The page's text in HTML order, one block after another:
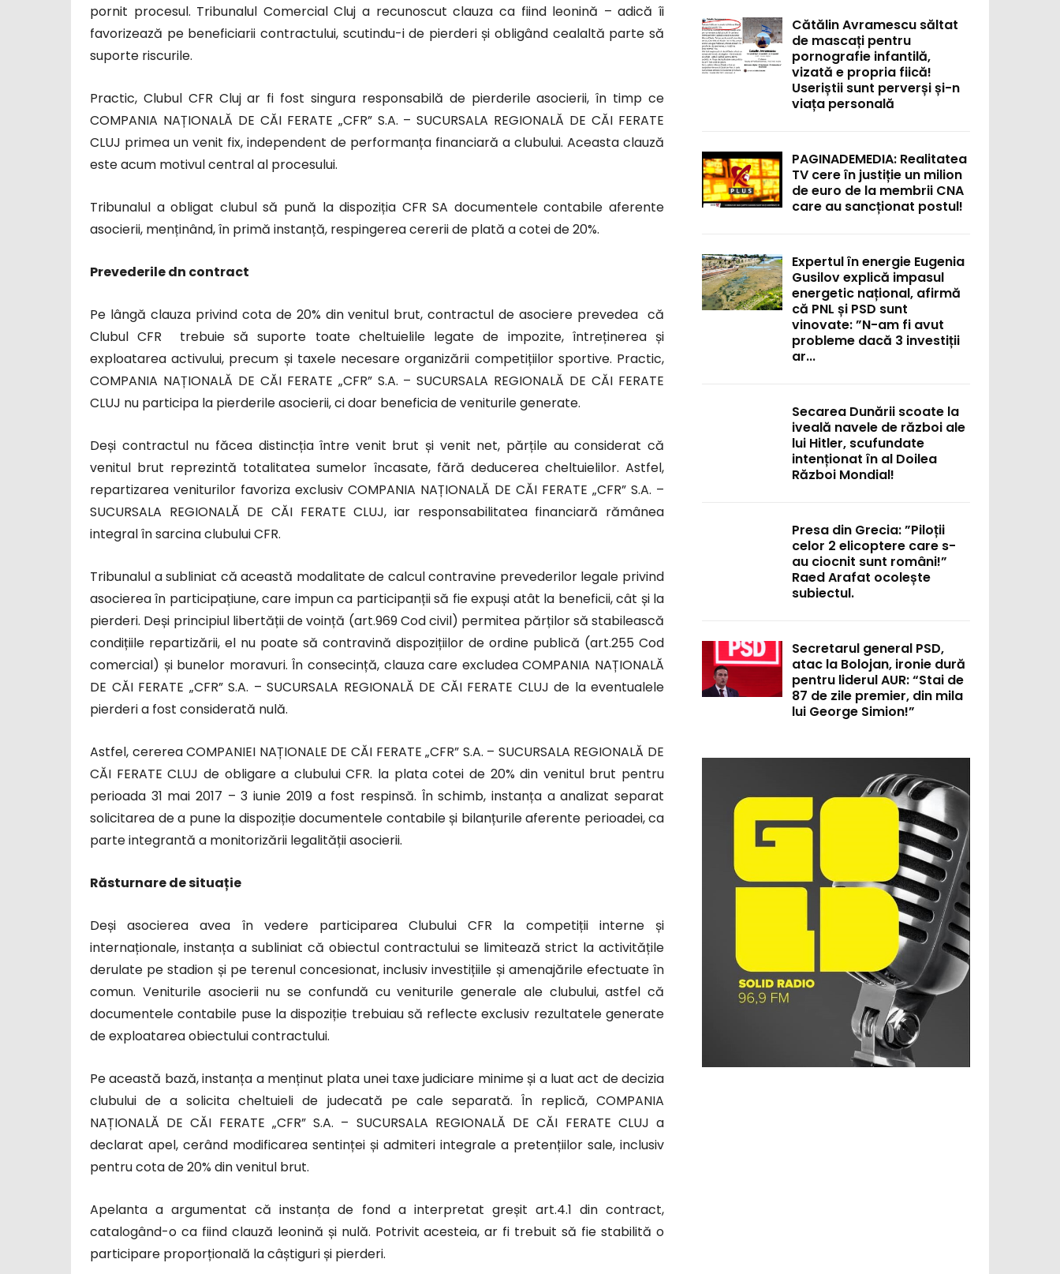
pornit procesul. Tribunalul Comercial Cluj a recunoscut clauza ca fiind leonină – adică îi
favorizează pe beneficiarii contractului, scutindu-i de pierderi și obligând cealaltă parte să
suporte riscurile.
Practic, Clubul CFR Cluj ar fi fost singura responsabilă de pierderile asocierii, în timp ce
COMPANIA NAȚIONALĂ DE CĂI FERATE „CFR” S.A. – SUCURSALA REGIONALĂ DE CĂI FERATE
CLUJ primea un venit fix, independent de performanța financiară a clubului. Aceasta clauză
este acum motivul central al procesului.
Tribunalul a obligat clubul să pună la dispoziția CFR SA documentele contabile aferente
asocierii, menținând, în primă instanță, respingerea cererii de plată a cotei de 20%.
Prevederile dn contract
Pe lângă clauza privind cota de 20% din venitul brut, contractul de asociere prevedea că
Clubul CFR trebuie să suporte toate cheltuielile legate de impozite, întreținerea și
exploatarea activului, precum și taxele necesare organizării competițiilor sportive. Practic,
COMPANIA NAȚIONALĂ DE CĂI FERATE „CFR” S.A. – SUCURSALA REGIONALĂ DE CĂI FERATE
CLUJ nu participa la pierderile asocierii, ci doar beneficia de veniturile generate.
Deși contractul nu făcea distincția între venit brut și venit net, părțile au considerat că
venitul brut reprezintă totalitatea sumelor încasate, fără deducerea cheltuielilor. Astfel,
repartizarea veniturilor favoriza exclusiv COMPANIA NAȚIONALĂ DE CĂI FERATE „CFR” S.A. –
SUCURSALA REGIONALĂ DE CĂI FERATE CLUJ, iar responsabilitatea financiară rămânea
integral în sarcina clubului CFR.
Tribunalul a subliniat că această modalitate de calcul contravine prevederilor legale privind
asocierea în participațiune, care impun ca participanții să fie expuși atât la beneficii, cât și la
pierderi. Deși principiul libertății de voință (art.969 Cod civil) permitea părților să stabilească
condițiile repartizării, el nu poate să contravină dispozițiilor de ordine publică (art.255 Cod
comercial) și bunelor moravuri. În consecință, clauza care excludea COMPANIA NAȚIONALĂ
DE CĂI FERATE „CFR” S.A. – SUCURSALA REGIONALĂ DE CĂI FERATE CLUJ de la eventualele
pierderi a fost considerată nulă.
Astfel, cererea COMPANIEI NAȚIONALE DE CĂI FERATE „CFR” S.A. – SUCURSALA REGIONALĂ DE
CĂI FERATE CLUJ de obligare a clubului CFR. la plata cotei de 20% din venitul brut pentru
perioada 31 mai 2017 – 3 iunie 2019 a fost respinsă. În schimb, instanța a analizat separat
solicitarea de a pune la dispoziție documentele contabile și bilanțurile aferente perioadei, ca
parte integrantă a monitorizării legalității asocierii.
Răsturnare de situație
Deși asocierea avea în vedere participarea Clubului CFR la competiții interne și
internaționale, instanța a subliniat că obiectul contractului se limitează strict la activitățile
derulate pe stadion și pe terenul concesionat, inclusiv investițiile și amenajările efectuate în
comun. Veniturile asocierii nu se confundă cu veniturile generale ale clubului, astfel că
documentele contabile puse la dispoziție trebuiau să reflecte exclusiv rezultatele generate
de exploatarea obiectului contractului.
Pe această bază, instanța a menținut plata unei taxe judiciare minime și a luat act de decizia
clubului de a solicita cheltuieli de judecată pe cale separată. În replică, COMPANIA
NAȚIONALĂ DE CĂI FERATE „CFR” S.A. – SUCURSALA REGIONALĂ DE CĂI FERATE CLUJ a
declarat apel, cerând modificarea sentinței și admiteri integrale a pretențiilor sale, inclusiv
pentru cota de 20% din venitul brut.
Apelanta a argumentat că instanța de fond a interpretat greșit art.4.1 din contract,
catalogând-o ca fiind clauză leonină și nulă. Potrivit acesteia, ar fi trebuit să fie stabilită o
participare proporțională la câștiguri și pierderi.
Cătălin Avramescu săltat
de mascați pentru
pornografie infantilă,
vizată e propria fiică!
Useriștii sunt perverși și-n
viața personală
PAGINADEMEDIA: Realitatea
TV cere în justiție un milion
de euro de la membrii CNA
care au sancționat postul!
Expertul în energie Eugenia
Gusilov explică impasul
energetic național, afirmă
că PNL și PSD sunt
vinovate: ”N-am fi avut
probleme dacă 3 investiții
ar...
Secarea Dunării scoate la
iveală navele de război ale
lui Hitler, scufundate
intenționat în al Doilea
Război Mondial!
Presa din Grecia: ”Piloții
celor 2 elicoptere care s-
au ciocnit sunt români!”
Raed Arafat ocolește
subiectul.
Secretarul general PSD,
atac la Bolojan, ironie dură
pentru liderul AUR: “Stai de
87 de zile premier, din mila
lui George Simion!”